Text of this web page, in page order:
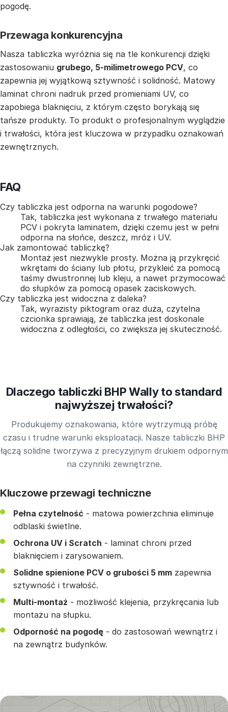
pogodę.
Przewaga konkurencyjna
Nasza tabliczka wyróżnia się na tle konkurencji dzięki
zastosowaniu grubego, 5-milimetrowego PCV, co
zapewnia jej wyjątkową sztywność i solidność. Matowy
laminat chroni nadruk przed promieniami UV, co
zapobiega blaknięciu, z którym często borykają się
tańsze produkty. To produkt o profesjonalnym wyglądzie
i trwałości, która jest kluczowa w przypadku oznakowań
zewnętrznych.
FAQ
Czy tabliczka jest odporna na warunki pogodowe?
Tak, tabliczka jest wykonana z trwałego materiału
PCV i pokryta laminatem, dzięki czemu jest w pełni
odporna na słońce, deszcz, mróz i UV.
Jak zamontować tabliczkę?
Montaż jest niezwykle prosty. Można ją przykręcić
wkrętami do ściany lub płotu, przykleić za pomocą
taśmy dwustronnej lub kleju, a nawet przymocować
do słupków za pomocą opasek zaciskowych.
Czy tabliczka jest widoczna z daleka?
Tak, wyrazisty piktogram oraz duża, czytelna
czcionka sprawiają, że tabliczka jest doskonale
widoczna z odległości, co zwiększa jej skuteczność.
Dlaczego tabliczki BHP Wally to standard
najwyższej trwałości?
Produkujemy oznakowania, które wytrzymują próbę
czasu i trudne warunki eksploatacji. Nasze tabliczki BHP
łączą solidne tworzywa z precyzyjnym drukiem odpornym
na czynniki zewnętrzne.
Kluczowe przewagi techniczne
Pełna czytelność - matowa powierzchnia eliminuje
odblaski świetlne.
Ochrona UV i Scratch - laminat chroni przed
blaknięciem i zarysowaniem.
Solidne spienione PCV o grubości 5 mm zapewnia
sztywność i trwałość.
Multi-montaż - możliwość klejenia, przykręcania lub
montażu na słupku.
Odporność na pogodę - do zastosowań wewnątrz i
na zewnątrz budynków.